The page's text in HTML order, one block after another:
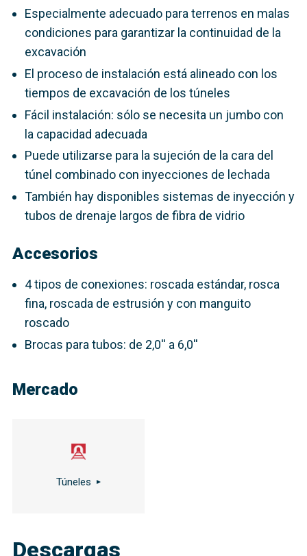
Especialmente adecuado para terrenos en malas
condiciones para garantizar la continuidad de la
excavación
El proceso de instalación está alineado con los
tiempos de excavación de los túneles
Fácil instalación: sólo se necesita un jumbo con
la capacidad adecuada
Puede utilizarse para la sujeción de la cara del
túnel combinado con inyecciones de lechada
También hay disponibles sistemas de inyección y
tubos de drenaje largos de fibra de vidrio
Accesorios
4 tipos de conexiones: roscada estándar, rosca
fina, roscada de estrusión y con manguito
roscado
Brocas para tubos: de 2,0'' a 6,0''
Mercado
Túneles
Descargas